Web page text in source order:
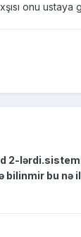
onu
2-
bu